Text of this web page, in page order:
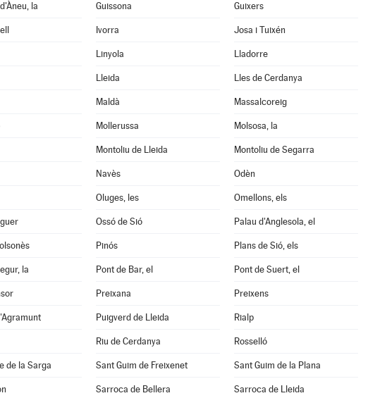
la Guissona Guixers
Ivorra Josa i Tuixén
Linyola Lladorre
Lleida Lles de Cerdanya
Maldà Massalcoreig
Mollerussa Molsosa, la
Montoliu de Lleida Montoliu de Segarra
Navès Odèn
Oluges, les Omellons, els
Ossó de Sió Palau d'Anglesola, el
Pinós Plans de Sió, els
la Pont de Bar, el Pont de Suert, el
Preixana Preixens
Puigverd de Lleida Rialp
Riu de Cerdanya Rosselló
de la Sarga Sant Guim de Freixenet Sant Guim de la Plana
Sarroca de Bellera Sarroca de Lleida